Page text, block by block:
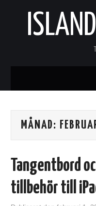
MÅNAD:
Tangentbord
tillbehör till